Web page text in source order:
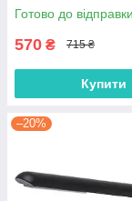
Готово до відправки
570 ₴ 715 ₴
Купити
–20%